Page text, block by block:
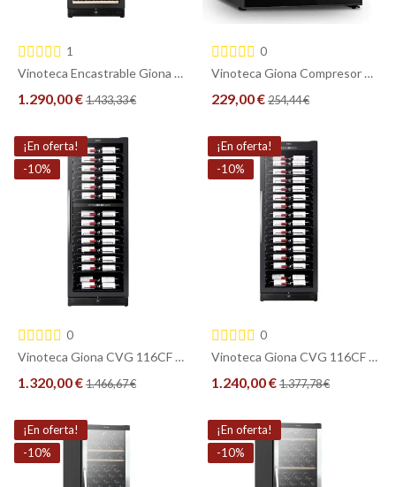
1
Vinoteca Encastrable Giona CVG 160CF – 160 Botellas, Compresor, Balda de Madera
1.290,00 €1.433,33 €
COMPRAR
0
Vinoteca Giona Compresor 19 Botellas CVG19C - Cubo Compacto
229,00 €254,44 €
COMPRAR
¡En oferta!
-10%
0
Vinoteca Giona CVG 116CF 2T – 116 Botellas, 2 Zonas, Baldas de Exposición
1.320,00 €1.466,67 €
COMPRAR
¡En oferta!
-10%
0
Vinoteca Giona CVG 116CF – 116 Botellas, Baldas de Exposición, Compresor
1.240,00 €1.377,78 €
COMPRAR
¡En oferta!
-10%
¡En oferta!
-10%